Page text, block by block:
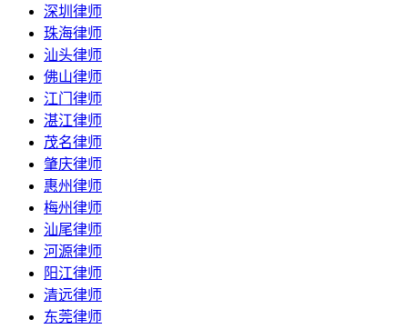
深圳律师
珠海律师
汕头律师
佛山律师
江门律师
湛江律师
茂名律师
肇庆律师
惠州律师
梅州律师
汕尾律师
河源律师
阳江律师
清远律师
东莞律师